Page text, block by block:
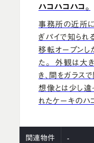
ハコハコハコ。
事務所の近所に
ぎパイで知ら
移転オープンし
た。 外観は大
き、間をガラス
想像とは少し違
れたケーキのハ
関連物件 -